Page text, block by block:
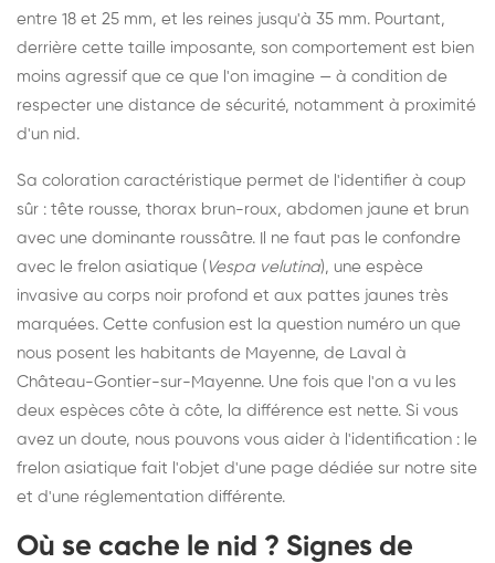
entre 18 et 25 mm, et les reines jusqu'à 35 mm. Pourtant,
derrière cette taille imposante, son comportement est bien
moins agressif que ce que l'on imagine — à condition de
respecter une distance de sécurité, notamment à proximité
d'un nid.
Sa coloration caractéristique permet de l'identifier à coup
sûr : tête rousse, thorax brun-roux, abdomen jaune et brun
avec une dominante roussâtre. Il ne faut pas le confondre
avec le frelon asiatique ( Vespa velutina), une espèce
invasive au corps noir profond et aux pattes jaunes très
marquées. Cette confusion est la question numéro un que
nous posent les habitants de Mayenne, de Laval à
Château-Gontier-sur-Mayenne. Une fois que l'on a vu les
deux espèces côte à côte, la différence est nette. Si vous
avez un doute, nous pouvons vous aider à l'identification : le
frelon asiatique fait l'objet d'une page dédiée sur notre site
et d'une réglementation différente.
Où se cache le nid ? Signes de